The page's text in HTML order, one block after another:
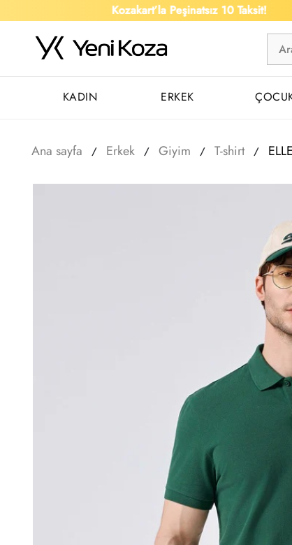
Kozakart’la Peşinatsız 10 Taksit!
KADIN ERKEK
Ana sayfa Erkek Giyim T-shirt